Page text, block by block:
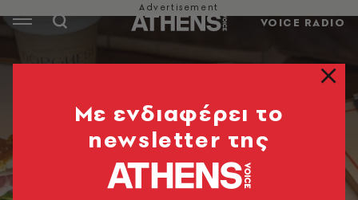
VOICE RADIO
Mε ενδιαφέρει το
newsletter της